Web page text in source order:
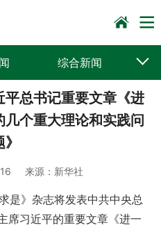
综合新闻
普遍服务
平总书记重要文章《进
个重大理论和实践问
来源： 新华社
》杂志将发表中共中央总
席习近平的重要文章《进一